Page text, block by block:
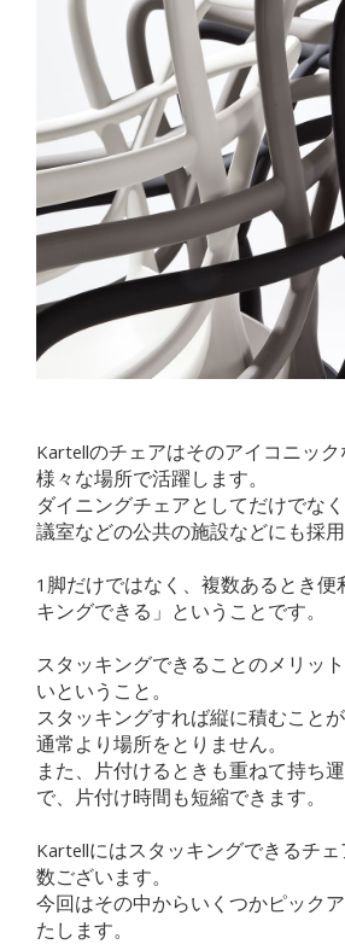
Kartellのチェアはそのアイコニック
様々な場所で活躍します。
ダイニングチェアとしてだけでな
議室などの公共の施設などにも採用
1脚だけではなく、複数あるとき便
キングできる」ということです。
スタッキングできることのメリッ
いということ。
スタッキングすれば縦に積むこと
通常より場所をとりません。
また、片付けるときも重ねて持ち
で、片付け時間も短縮できます。
Kartellにはスタッキングできるチ
数ございます。
今回はその中からいくつかピック
たします。